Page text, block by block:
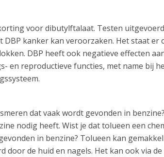
voor dibutylftalaat. Testen
DBP kanker kan veroorzaken. Het staat er
DBP heeft ook negatieve effecten
en reproductieve functies, met name bij
dat vaak wordt gevonden in
nodig heeft. Wist je dat tolueen een
in benzine? Tolueen kan
door de huid en nagels. Het kan ook via